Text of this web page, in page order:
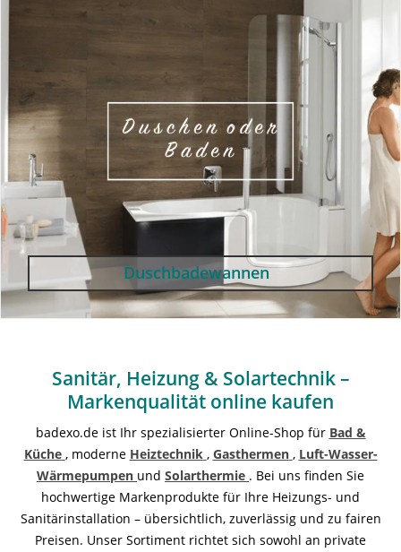
Duschbadewannen
Sanitär, Heizung & Solartechnik –
Markenqualität online kaufen
badexo.de ist Ihr spezialisierter Online-Shop für Bad &
Küche , moderne Heiztechnik , Gasthermen , Luft-Wasser-
Wärmepumpen und Solarthermie . Bei uns finden Sie
hochwertige Markenprodukte für Ihre Heizungs- und
Sanitärinstallation – übersichtlich, zuverlässig und zu fairen
Preisen. Unser Sortiment richtet sich sowohl an private